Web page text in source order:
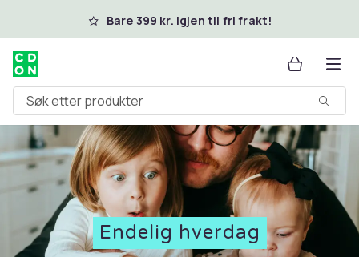
Hopp til hovedinnholdBare 399 kr. igjen til fri frakt!
Søk etter produkter
Endelig hverdag